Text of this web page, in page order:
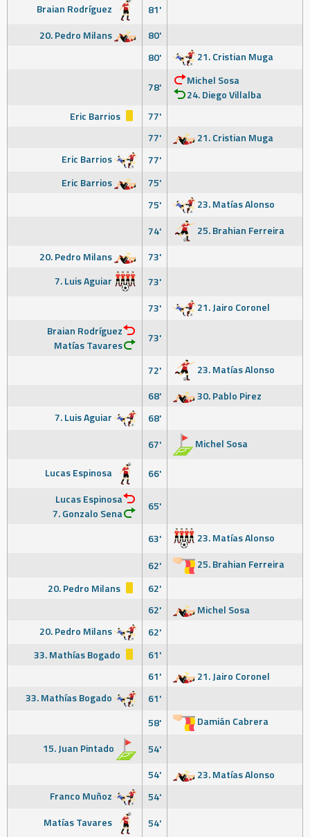
Braian Rodríguez
81'
20. Pedro Milans
80'
80'
21. Cristian Muga
78'
Michel Sosa
24. Diego Villalba
Eric Barrios
77'
77'
21. Cristian Muga
Eric Barrios
77'
Eric Barrios
75'
75'
23. Matías Alonso
74'
25. Brahian Ferreira
20. Pedro Milans
73'
7. Luis Aguiar
73'
73'
21. Jairo Coronel
Braian Rodríguez
Matías Tavares
73'
72'
23. Matías Alonso
68'
30. Pablo Pirez
7. Luis Aguiar
68'
67'
Michel Sosa
Lucas Espinosa
66'
Lucas Espinosa
7. Gonzalo Sena
65'
63'
23. Matías Alonso
62'
25. Brahian Ferreira
20. Pedro Milans
62'
62'
Michel Sosa
20. Pedro Milans
62'
33. Mathías Bogado
61'
61'
21. Jairo Coronel
33. Mathías Bogado
61'
58'
Damián Cabrera
15. Juan Pintado
54'
54'
23. Matías Alonso
Franco Muñoz
54'
Matías Tavares
54'